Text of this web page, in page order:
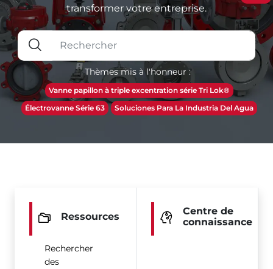
transformer votre entreprise.
Thèmes mis à l'honneur :
Vanne papillon à triple excentration série Tri Lok®
Électrovanne Série 63
Soluciones Para La Industria Del Agua
Ressources
Rechercher
des
Centre de
connaissance